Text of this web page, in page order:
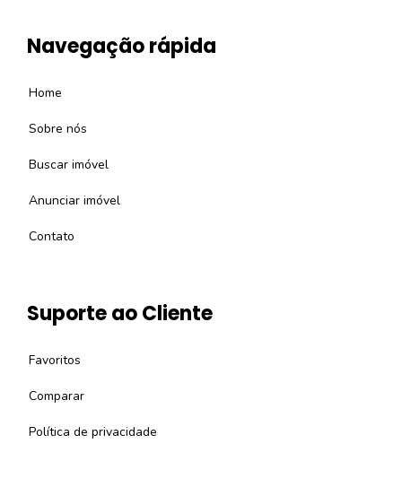
Navegação rápida
Home
Sobre nós
Buscar imóvel
Anunciar imóvel
Contato
Suporte ao Cliente
Favoritos
Comparar
Política de privacidade